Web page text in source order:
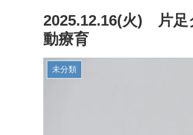
2025.12.16(火) 片
動療育
未分類